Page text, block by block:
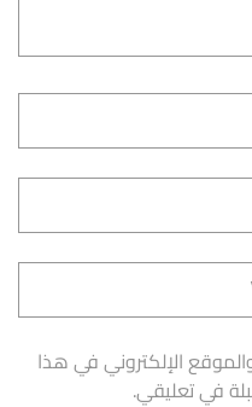
الإلكتروني في هذا
في تعليقي.